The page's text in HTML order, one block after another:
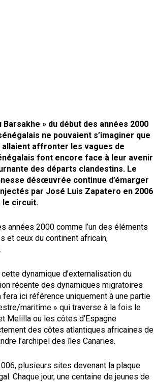
» du début des années 2000
ne pouvaient s’imaginer que
allaient affronter les vagues de
font encore face à leur avenir
des départs clandestins. Le
désœuvrée continue d’émarger
par José Luis Zapatero en 2006
le circuit.
années 2000 comme l’un des éléments
et ceux du continent africain,
dynamique d’externalisation du
récente des dynamiques migratoires
ici référence uniquement à une partie
maritime » qui traverse à la fois le
Melilla ou les côtes d’Espagne
des côtes atlantiques africaines de
l’archipel des îles Canaries.
plusieurs sites devenant la plaque
Chaque jour, une centaine de jeunes de